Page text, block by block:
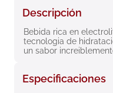
Descripción
Bebida rica en
tecnologia de
un sabor
Especificaciones
8. roche posay
9. nivea